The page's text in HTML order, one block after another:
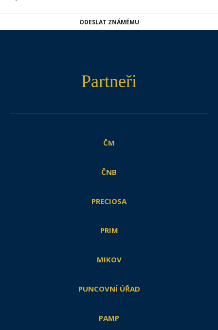
ODESLAT ZNÁMÉMU
Partneři
ČM
ČNB
PRECIOSA
PRIM
MIKOV
PUNCOVNÍ ÚŘAD
PAMP